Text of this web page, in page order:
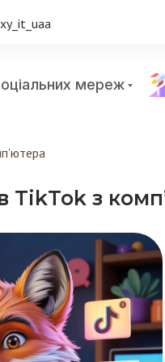
мереж
TikTok з